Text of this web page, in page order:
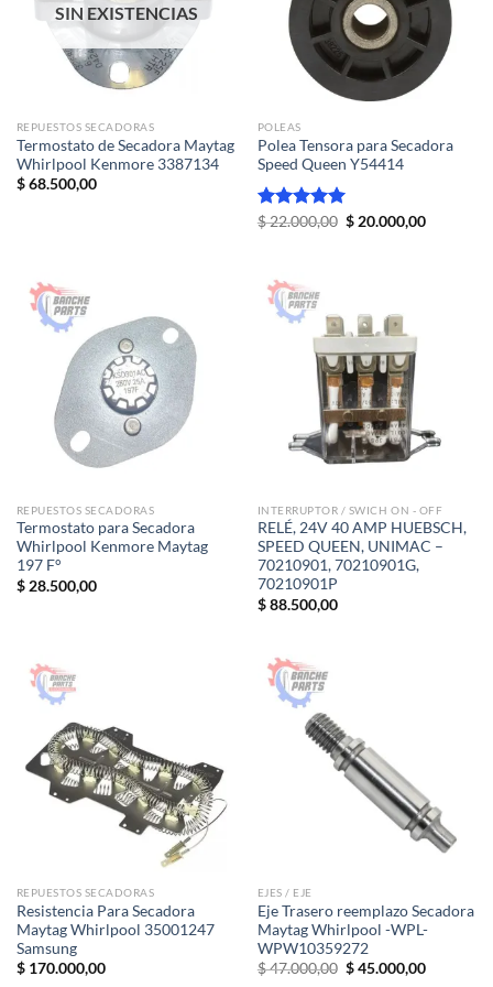
SIN EXISTENCIAS
REPUESTOS SECADORAS
Termostato de Secadora Maytag
Whirlpool Kenmore 3387134
$68.500,00
POLEAS
Polea Tensora para Secadora
Speed Queen Y54414
Valorado
$22.000,00 El
$20.000,00El
REPUESTOS SECADORAS
Termostato para Secadora
Whirlpool Kenmore Maytag
197 F°
$28.500,00
INTERRUPTOR / SWICH ON - OFF
RELÉ, 24V 40 AMP HUEBSCH,
SPEED QUEEN, UNIMAC –
70210901, 70210901G,
70210901P
$88.500,00
REPUESTOS SECADORAS
Resistencia Para Secadora
Maytag Whirlpool 35001247
Samsung
$170.000,00
EJES / EJE
Eje Trasero reemplazo Secadora
Maytag Whirlpool -WPL-
WPW10359272
$47.000,00 El
$45.000,00El